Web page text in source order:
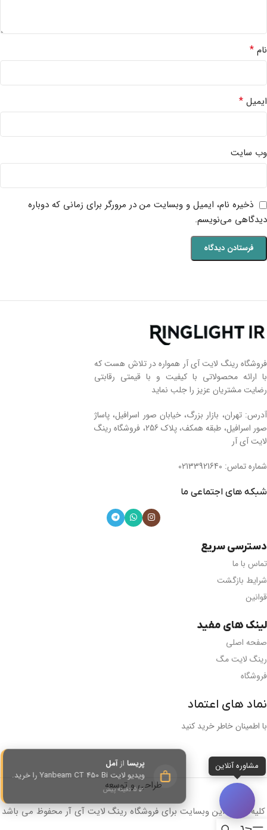
نام *
ایمیل *
وب‌ سایت
ذخیره نام، ایمیل و وبسایت من در مرورگر برای زمانی که دوباره
دیدگاهی می‌نویسم.
فروشگاه رینگ لایت آی آر همواره در تلاش هست که
با ارائه محصولاتی با کیفیت و با قیمتی رقابتی
رضایت مشتریان عزیز را جلب نماید
آدرس: تهران، بازار بزرگ، خیابان صور اسرافیل، پاساژ
صور اسرافیل، طبقه همکف، پلاک 256، فروشگاه رینگ
لایت آی آر
شماره تماس: 02133921640
شبکه های اجتماعی ما
دسترسی سریع
تماس با ما
شرایط بازگشت
قوانین
لینک های مفید
صفحه اصلی
رینگ لایت مگ
فروشگاه
نماد های اعتماد
با اطمینان خاطر خرید کنید
طراحی و توسعه
کلیه حقوق این وبسایت برای فروشگاه رینگ لایت آی آر محفوظ می باشد
مشاوره آنلاین پریسااز آمل
ویدیو لایت Yanbeam CT 450 Bi را خرید.
✔️ ۵ دقیقه پیش